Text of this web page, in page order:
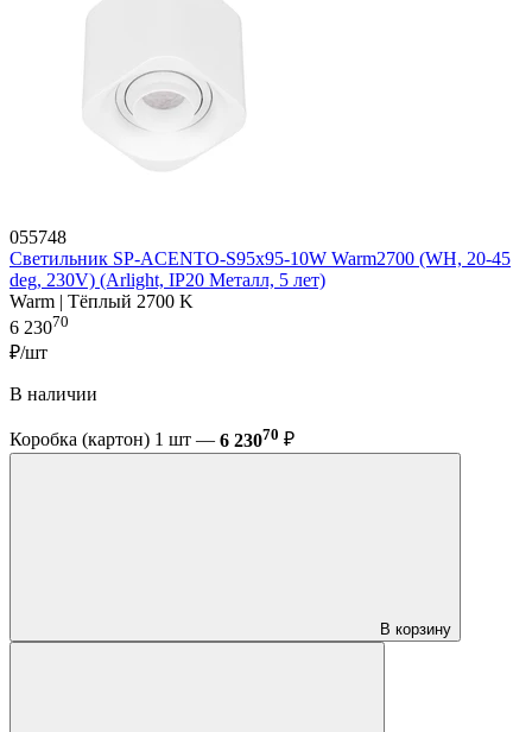
055748
Светильник SP-ACENTO-S95x95-10W Warm2700 (WH, 20-45
deg, 230V) (Arlight, IP20 Металл, 5 лет)
Warm | Тёплый 2700 K
6 23070
₽/шт
В наличии
Коробка (картон) 1 шт — 6 23070 ₽
В корзину